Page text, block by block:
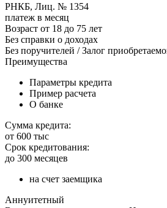
РНКБ, Лиц. № 1354
платеж в месяц
Возраст от 18 до 75 лет
Без справки о доходах
Без поручителей / Залог
Преимущества
Параметры кредита
Пример расчета
О банке
Сумма кредита:
от 600 тыс
Срок кредитования:
до 300 месяцев
на счет заемщика
Аннуитетный